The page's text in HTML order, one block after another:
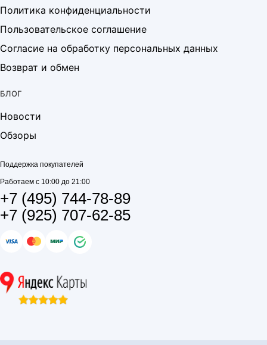
Политика конфиденциальности
Пользовательское соглашение
Согласие на обработку персональных данных
Возврат и обмен
БЛОГ
Новости
Обзоры
Поддержка покупателей
Работаем с 10:00 до 21:00
+7 (495) 744-78-89
+7 (925) 707-62-85